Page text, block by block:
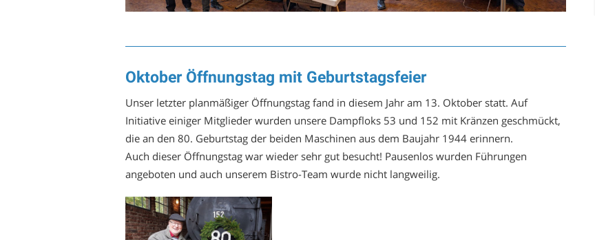
Oktober Öffnungstag mit Geburtstagsfeier
Unser letzter planmäßiger Öffnungstag fand in diesem Jahr am 13. Oktober statt. Auf
Initiative einiger Mitglieder wurden unsere Dampfloks 53 und 152 mit Kränzen geschmückt,
die an den 80. Geburtstag der beiden Maschinen aus dem Baujahr 1944 erinnern.
Auch dieser Öffnungstag war wieder sehr gut besucht! Pausenlos wurden Führungen
angeboten und auch unserem Bistro-Team wurde nicht langweilig.